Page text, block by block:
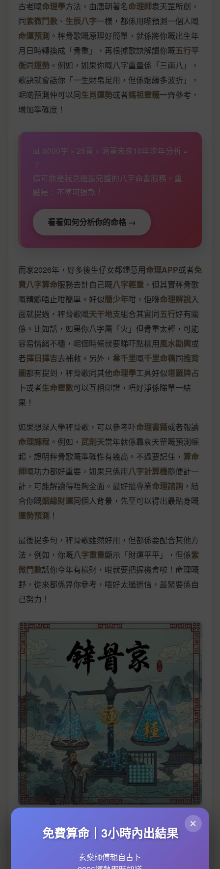
古老嘅命理學方法，由唐朝著名命理師袁天罡所創，
同紫微鬥數 、 生辰八字一樣，都係用嚟預測一個人嘅
命運預測 。秤骨歌嘅原理好簡單，就係將你嘅出生年
月日時轉換成「骨重」，再根據歌訣解讀你嘅五行平
衡同運勢 。例如，如果你嘅八字重量係「三兩八」，
歌訣就會話你「一生財帛足用，但係姻緣多波折」，
呢啲預測仲可以同生肖運勢或者媽祖靈籤一齊參考，
增加準確度！
📊 8000字 × 25頁 × 涵蓋未來10年流年分析 =
？
這可能是我見過最完整的八字命書服務。重
點是：不準可退款！
看看如何分析你的命格 →
而家2026年，好多後生仔女都鍾意用命理APP或者免
費八字算命服務去計自己嘅八字輕重 ，但其實秤骨歌
嘅精髓唔止咁簡單。好似簡少年咁，佢喺命理解說入
面就提過，秤骨歌嘅天干地支組合其實同五行好有關
係。比如話，如果你八字屬「火」但骨重太輕，可能
容易情緒不穩，呢個時候就要睇吓點樣用風水勘輿或
者擇日擇吉去補救。另外， 韋千里嘅千里命稿同推背
圖都有提到，秤骨歌同其他命理學工具好似塔羅牌占
卜或者生命靈數可以互相印證，唔好淨係睇單一結
果！
如果想深入學秤骨歌，可以參考吓命理書籍或者報讀
命理課程 。例如， 武則天當年就係靠袁天罡嘅預測崛
起，證明秤骨歌嘅準確性有幾高。不過要記住， 算命
師嘅功力都好重要，如果只係用八字計算機隨便計一
計，可能解讀得唔夠全面。最好搵專業命理諮詢 ，結
合你嘅姻緣財運同個人背景，先至可以得出最貼身嘅
運勢預測 ！
最後提多句，秤骨歌雖然好用，但都係要配合其他方
法。例如，你嘅八字重量顯示「財運平平」，但係紫
微鬥數話你今年有橫財，咁就要把握機會啦！命理嘅
野，從來都係畀你參考，唔好太過迷信，最緊要係自
己努力！
八字輕重準確度
×
免費算命｜3小時內出結果
玄燊師傅親自占卜